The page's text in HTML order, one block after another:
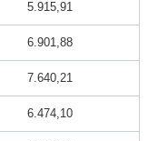
5.915,91
6.901,88
7.640,21
6.474,10